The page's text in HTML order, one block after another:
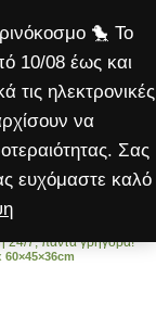
🐤 Το
10/08 έως και
τις ηλεκτρονικές
να
Σας
ευχόμαστε καλό
24/7, πάντα γρήγορα!
60×45×36cm